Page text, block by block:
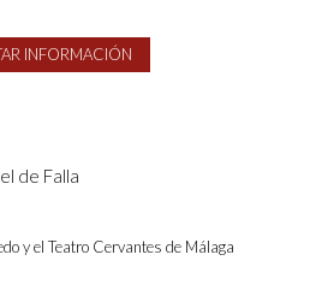
INFORMACIÓN
de Falla
y el Teatro Cervantes de Málaga